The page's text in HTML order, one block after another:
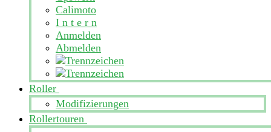
Calimoto
I n t e r n
Anmelden
Abmelden
Roller
Modifizierungen
Rollertouren